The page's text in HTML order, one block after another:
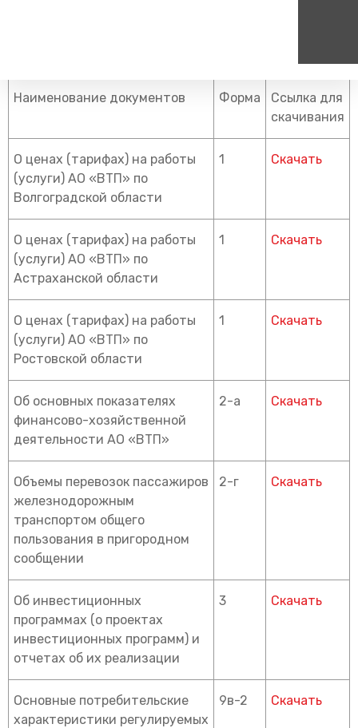
Пассажирам
Режим работы билетных
касс
Тарифы и льготы
Абонементные билеты
Схема обращения
пригородных поездов
Правила проезда
Для маломобильных
пассажиров
Туризм
Групповые маршруты
112
Наименование документов Форма
Ссылка для
скачивания
О ценах (тарифах) на работы
(услуги) АО «ВТП» по
Волгоградской области
1 Скачать
О ценах (тарифах) на работы
(услуги) АО «ВТП» по
Астраханской области
1 Скачать
О ценах (тарифах) на работы
(услуги) АО «ВТП» по
Ростовской области
1 Скачать
Об основных показателях
финансово-хозяйственной
деятельности АО «ВТП»
2-а Скачать
Объемы перевозок пассажиров
железнодорожным
транспортом общего
пользования в пригородном
сообщении
2-г Скачать
Об инвестиционных
программах (о проектах
инвестиционных программ) и
отчетах об их реализации
3 Скачать
Основные потребительские
характеристики регулируемых
9в-2 Скачать